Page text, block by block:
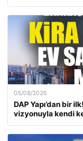
05/08/2026
DAP Yapı’dan bir
vizyonuyla kendi